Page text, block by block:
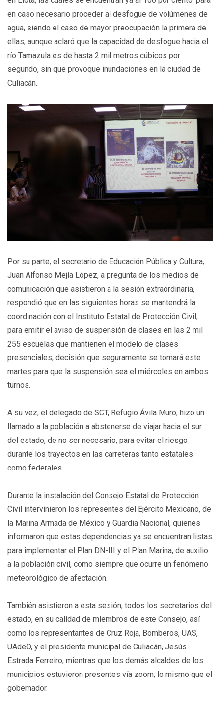
en caso necesario proceder al desfogue de volúmenes de
agua, siendo el caso de mayor preocupación la primera de
ellas, aunque aclaró que la capacidad de desfogue hacia el
río Tamazula es de hasta 2 mil metros cúbicos por
segundo, sin que provoque inundaciones en la ciudad de
Culiacán.
Por su parte, el secretario de Educación Pública y Cultura,
Juan Alfonso Mejía López, a pregunta de los medios de
comunicación que asistieron a la sesión extraordinaria,
respondió que en las siguientes horas se mantendrá la
coordinación con el Instituto Estatal de Protección Civil,
para emitir el aviso de suspensión de clases en las 2 mil
255 escuelas que mantienen el modelo de clases
presenciales, decisión que seguramente se tomará este
martes para que la suspensión sea el miércoles en ambos
turnos.
A su vez, el delegado de SCT, Refugio Ávila Muro, hizo un
llamado a la población a abstenerse de viajar hacia el sur
del estado, de no ser necesario, para evitar el riesgo
durante los trayectos en las carreteras tanto estatales
como federales.
Durante la instalación del Consejo Estatal de Protección
Civil intervinieron los representes del Ejército Mexicano, de
la Marina Armada de México y Guardia Nacional, quienes
informaron que estas dependencias ya se encuentran listas
para implementar el Plan DN-III y el Plan Marina, de auxilio
a la población civil, como siempre que ocurre un fenómeno
meteorológico de afectación.
También asistieron a esta sesión, todos los secretarios del
estado, en su calidad de miembros de este Consejo, así
como los representantes de Cruz Roja, Bomberos, UAS,
UAdeO, y el presidente municipal de Culiacán, Jesús
Estrada Ferreiro, mientras que los demás alcaldes de los
municipios estuvieron presentes vía zoom, lo mismo que el
gobernador.